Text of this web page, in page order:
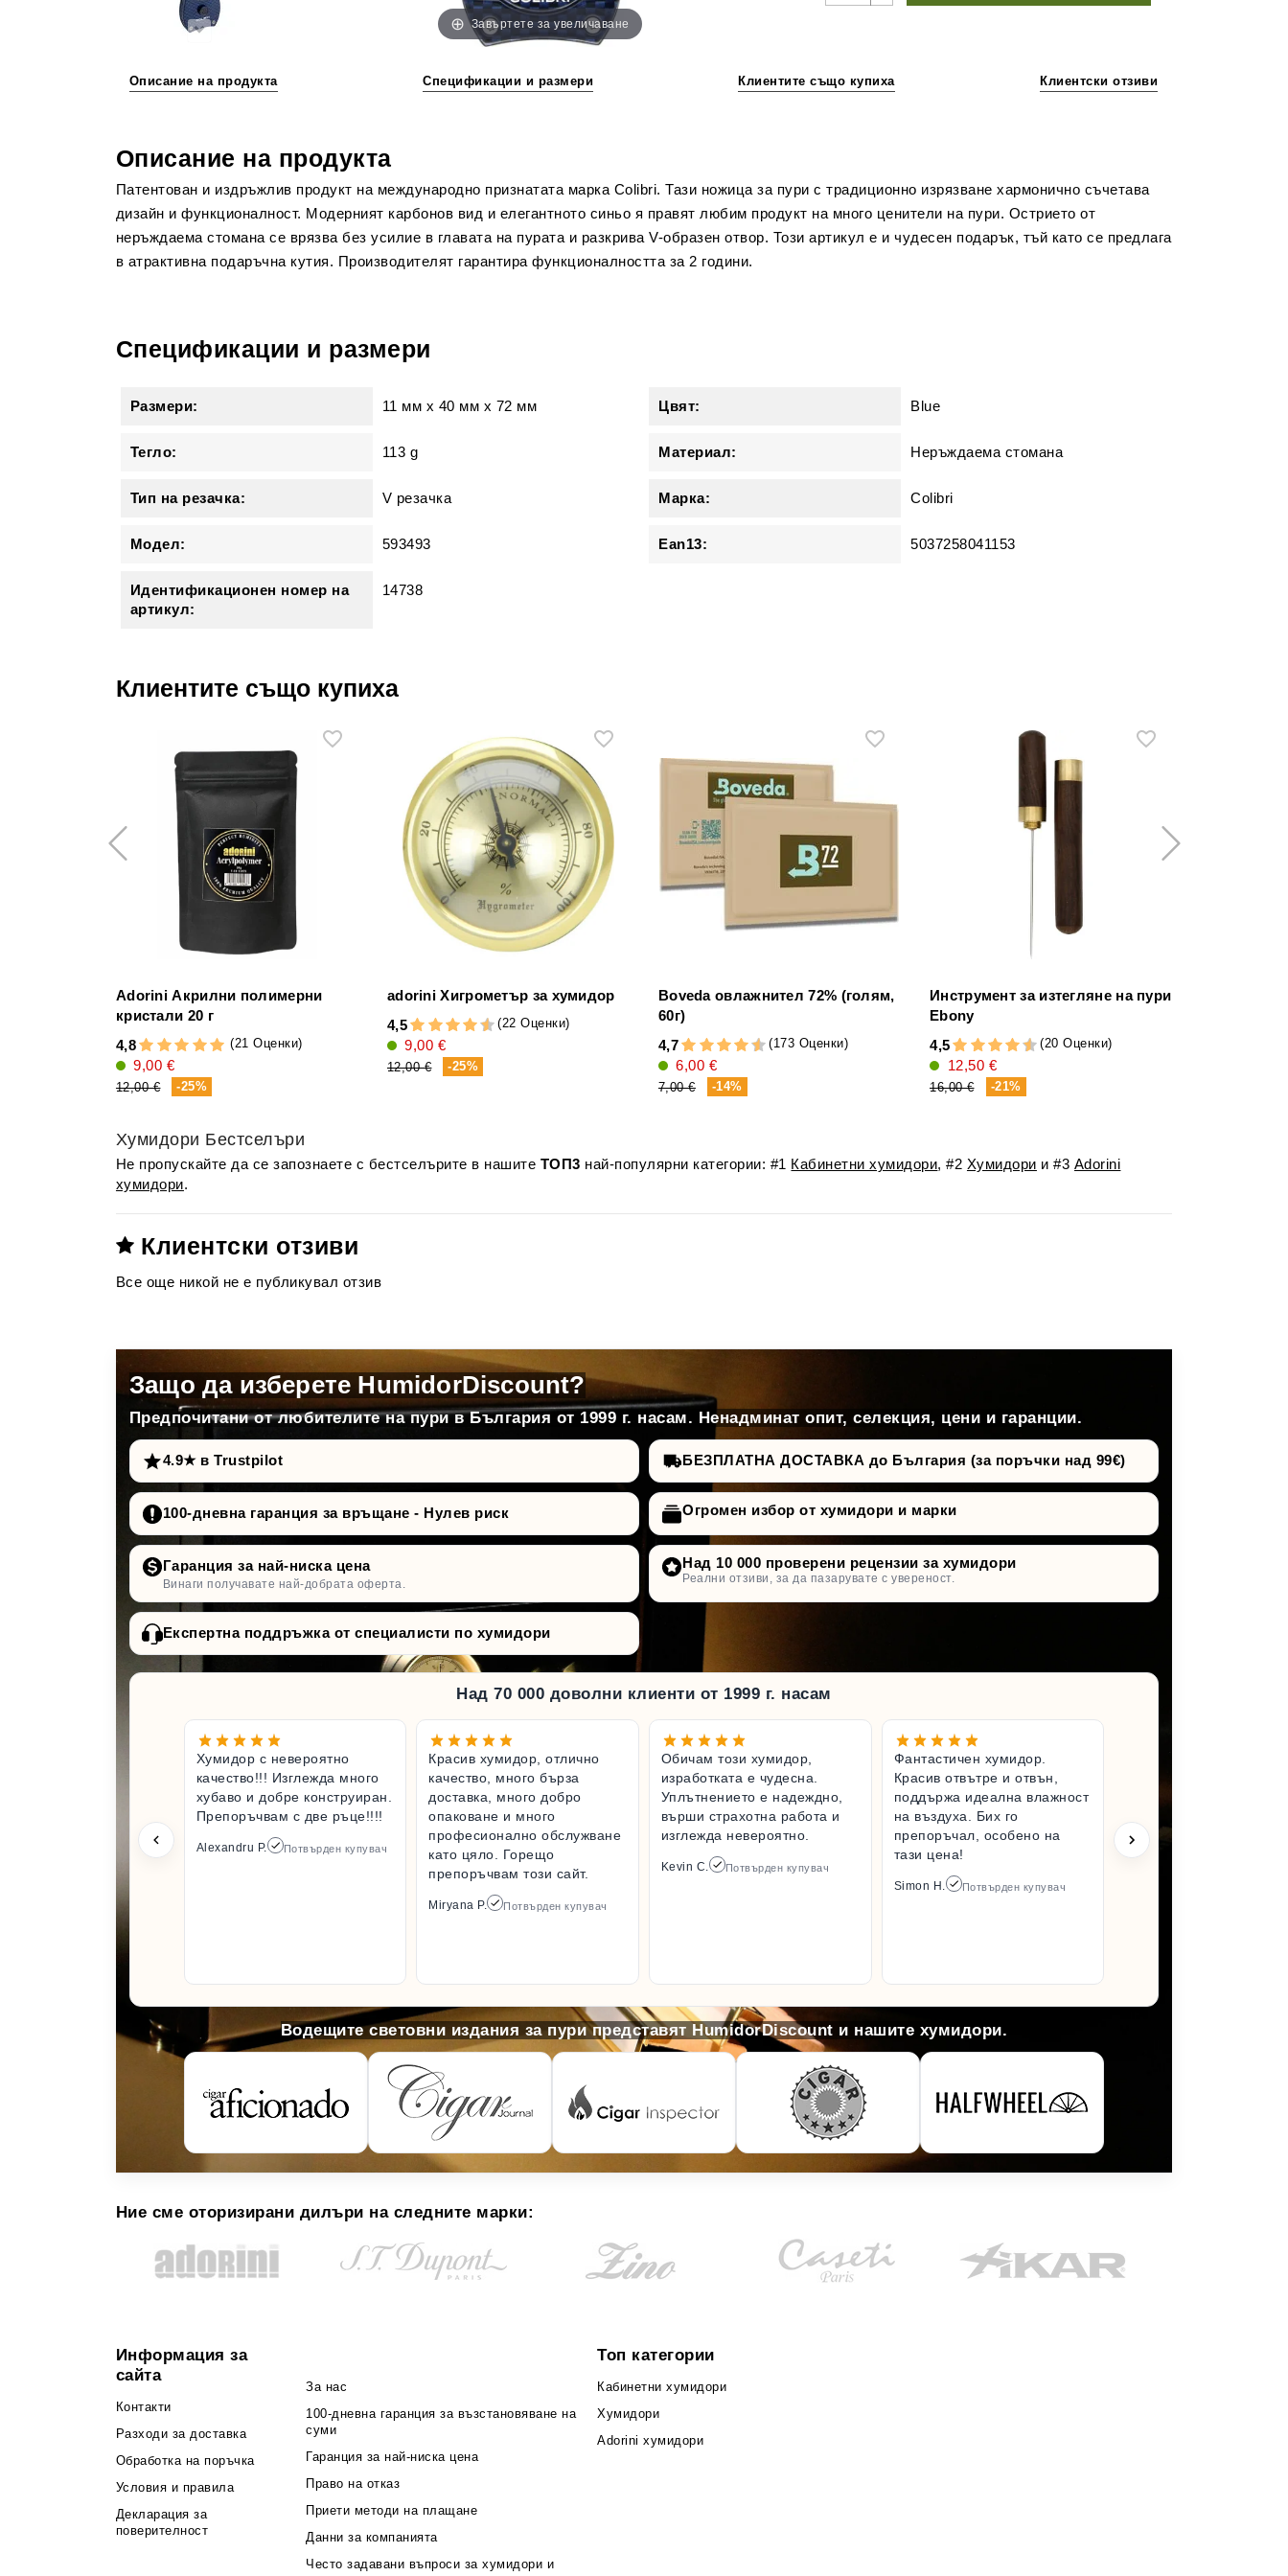
Завъртете за увеличаване
Описание на продукта Спецификации и размери Клиентите също купиха Клиентски отзиви
Описание на продукта
Патентован и издръжлив продукт на международно признатата марка Colibri. Тази ножица за пури с традиционно изрязване хармонично съчетава
дизайн и функционалност. Модерният карбонов вид и елегантното синьо я правят любим продукт на много ценители на пури. Острието от
неръждаема стомана се врязва без усилие в главата на пурата и разкрива V-образен отвор. Този артикул е и чудесен подарък, тъй като се предлага
в атрактивна подаръчна кутия. Производителят гарантира функционалността за 2 години.
Спецификации и размери
Размери: 11 мм x 40 мм x 72 мм
Тегло: 113 g
Тип на резачка: V резачка
Модел: 593493
Идентификационен номер на
артикул:
14738
Цвят: Blue
Материал: Неръждаема стомана
Марка: Colibri
Ean13: 5037258041153
Клиентите също купиха
Аdorini Акрилни полимерни
кристали 20 г
4,8
(21 Оценки)
9,00 €
12,00 € -25%
adorini Хигрометър за хумидор
4,5
(22 Оценки)
9,00 €
12,00 € -25%
Boveda овлажнител 72% (голям,
60г)
4,7
(173 Оценки)
6,00 €
7,00 € -14%
Инструмент за изтегляне на пури
Ebony
4,5
(20 Оценки)
12,50 €
16,00 € -21%
Хумидори Бестселъри
Не пропускайте да се запознаете с бестселърите в нашите ТОП3 най-популярни категории: #1 Кабинетни хумидори, #2 Хумидори и #3 Adorini
хумидори.
Клиентски отзиви
Все още никой не е публикувал отзив
Защо да изберете HumidorDiscount?
Предпочитани от любителите на пури в България от 1999 г. насам. Ненадминат опит, селекция, цени и гаранции.
4.9★ в Trustpilot БЕЗПЛАТНА ДОСТАВКА до България (за поръчки над 99€)
100-дневна гаранция за връщане - Нулев риск Огромен избор от хумидори и марки
Гаранция за най-ниска цена
Винаги получавате най-добрата оферта.
Над 10 000 проверени рецензии за хумидори
Реални отзиви, за да пазарувате с увереност.
Експертна поддръжка от специалисти по хумидори
Над 70 000 доволни клиенти от 1999 г. насам
Хумидор с невероятно
качество!!! Изглежда много
хубаво и добре конструиран.
Препоръчвам с две ръце!!!!
Alexandru P. Потвърден купувач
Красив хумидор, отлично
качество, много бърза
доставка, много добро
опаковане и много
професионално обслужване
като цяло. Горещо
препоръчвам този сайт.
Miryana P. Потвърден купувач
Обичам този хумидор,
изработката е чудесна.
Уплътнението е надеждно,
върши страхотна работа и
изглежда невероятно.
Kevin C. Потвърден купувач
Фантастичен хумидор.
Красив отвътре и отвън,
поддържа идеална влажност
на въздуха. Бих го
препоръчал, особено на
тази цена!
Simon H. Потвърден купувач
Водещите световни издания за пури представят HumidorDiscount и нашите хумидори.
Ние сме оторизирани дилъри на следните марки:
Информация за
сайта
Контакти
Разходи за доставка
Обработка на поръчка
Условия и правила
Декларация за
поверителност
За нас
100-дневна гаранция за възстановяване на
суми
Гаранция за най-ниска цена
Право на отказ
Приети методи на плащане
Данни за компанията
Често задавани въпроси за хумидори и
Топ категории
Кабинетни хумидори
Хумидори
Adorini хумидори